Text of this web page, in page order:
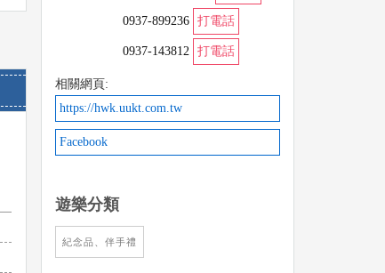
0937-899236 打電話
0937-143812 打電話
相關網頁:
https://hwk.uukt.com.tw
Facebook
遊樂分類
紀念品、伴手禮